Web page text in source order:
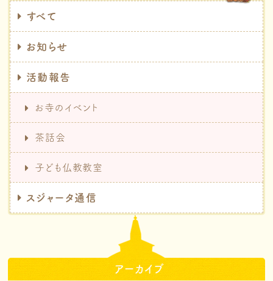
すべて
お知らせ
活動報告
お寺のイベント
茶話会
子ども仏教教室
スジャータ通信
アーカイブ